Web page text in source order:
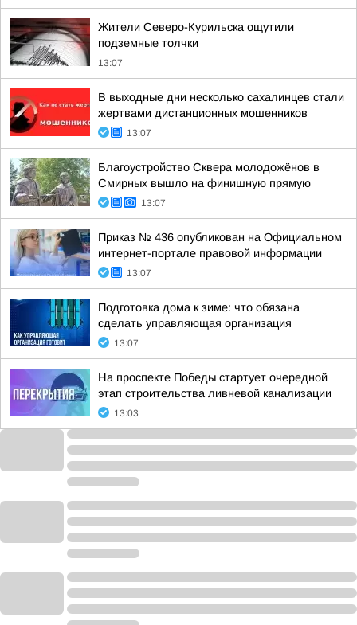
Жители Северо-Курильска ощутили
подземные толчки
13:07
В выходные дни несколько сахалинцев стали
жертвами дистанционных мошенников
13:07
Благоустройство Сквера молодожёнов в
Смирных вышло на финишную прямую
13:07
Приказ № 436 опубликован на Официальном
интернет-портале правовой информации
13:07
Подготовка дома к зиме: что обязана
сделать управляющая организация
13:07
На проспекте Победы стартует очередной
этап строительства ливневой канализации
13:03